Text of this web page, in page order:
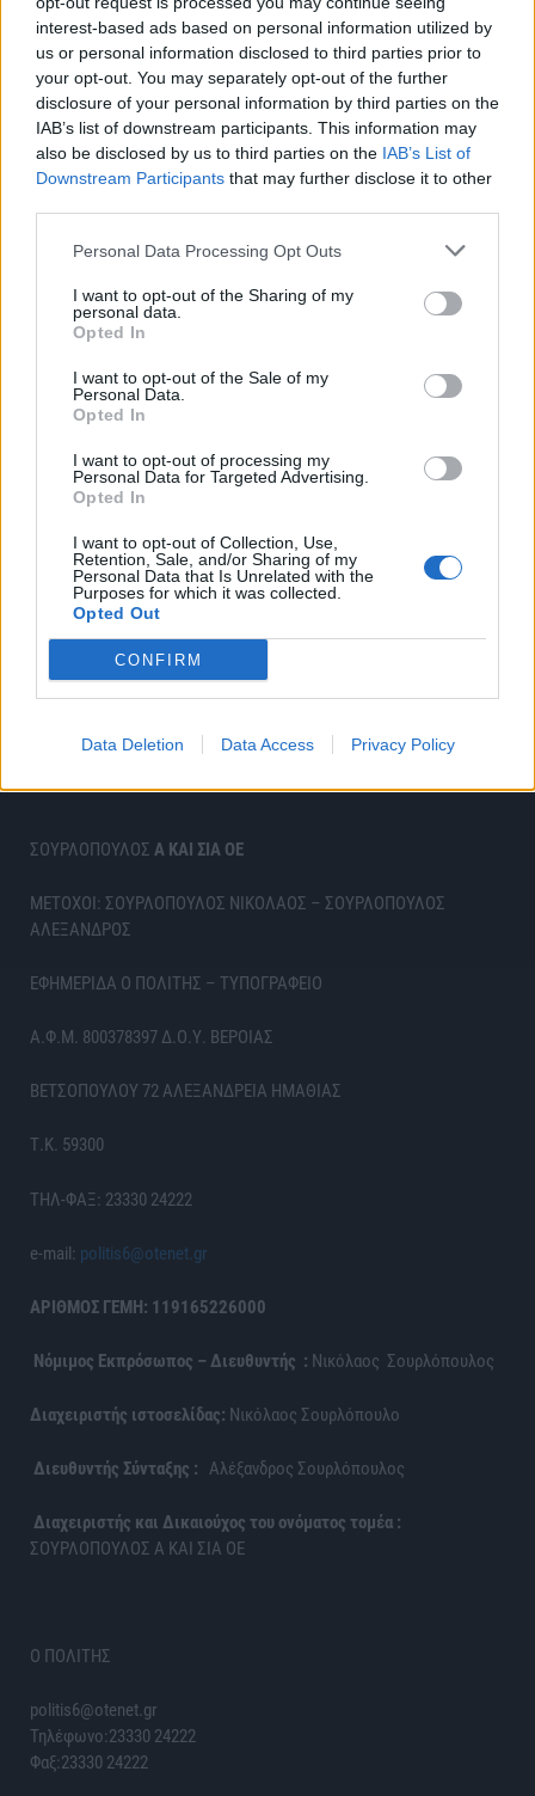
interest-based ads based on personal information utilized by
us or personal information disclosed to third parties prior to
your opt-out. You may separately opt-out of the further
disclosure of your personal information by third parties on the
IAB’s list of downstream participants. This information may
also be disclosed by us to third parties on the IAB’s List of
Downstream Participants that may further disclose it to other
Personal Data Processing Opt Outs
I want to opt-out of the Sharing of my
personal data.
Opted In
I want to opt-out of the Sale of my
Personal Data.
Opted In
I want to opt-out of processing my
Personal Data for Targeted Advertising.
Opted In
I want to opt-out of Collection, Use,
Retention, Sale, and/or Sharing of my
Personal Data that Is Unrelated with the
Purposes for which it was collected.
Opted Out
CONFIRM
Data Deletion Data Access Privacy Policy
ΣΟΥΡΛΟΠΟΥΛΟΣ Α ΚΑΙ ΣΙΑ ΟΕ
ΜΕΤΟΧΟΙ: ΣΟΥΡΛΟΠΟΥΛΟΣ ΝΙΚΟΛΑΟΣ – ΣΟΥΡΛΟΠΟΥΛΟΣ
ΑΛΕΞΑΝΔΡΟΣ
ΕΦΗΜΕΡΙΔΑ Ο ΠΟΛΙΤΗΣ – ΤΥΠΟΓΡΑΦΕΙΟ
Α.Φ.Μ. 800378397 Δ.Ο.Υ. ΒΕΡΟΙΑΣ
ΒΕΤΣΟΠΟΥΛΟΥ 72 ΑΛΕΞΑΝΔΡΕΙΑ ΗΜΑΘΙΑΣ
Τ.Κ. 59300
ΤΗΛ-ΦΑΞ: 23330 24222
e-mail: politis6@otenet.gr
ΑΡΙΘΜΟΣ ΓΕΜΗ: 119165226000
Νόμιμος Εκπρόσωπος – Διευθυντής : Νικόλαος Σουρλόπουλος
Διαχειριστής ιστοσελίδας: Νικόλαος Σουρλόπουλο
Διευθυντής Σύνταξης : Αλέξανδρος Σουρλόπουλος
Διαχειριστής και Δικαιούχος του ονόματος τομέα :
ΣΟΥΡΛΟΠΟΥΛΟΣ Α ΚΑΙ ΣΙΑ ΟΕ
Ο ΠΟΛΙΤΗΣ
politis6@otenet.gr
Τηλέφωνο:23330 24222
Φαξ:23330 24222